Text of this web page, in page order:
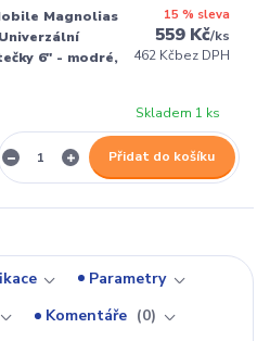
Magnolias
6" - modré,
15 % sleva
559 Kč/ks
462 Kčbez DPH
Skladem 1 ks
Přidat do košíku
Parametry
Komentáře
0